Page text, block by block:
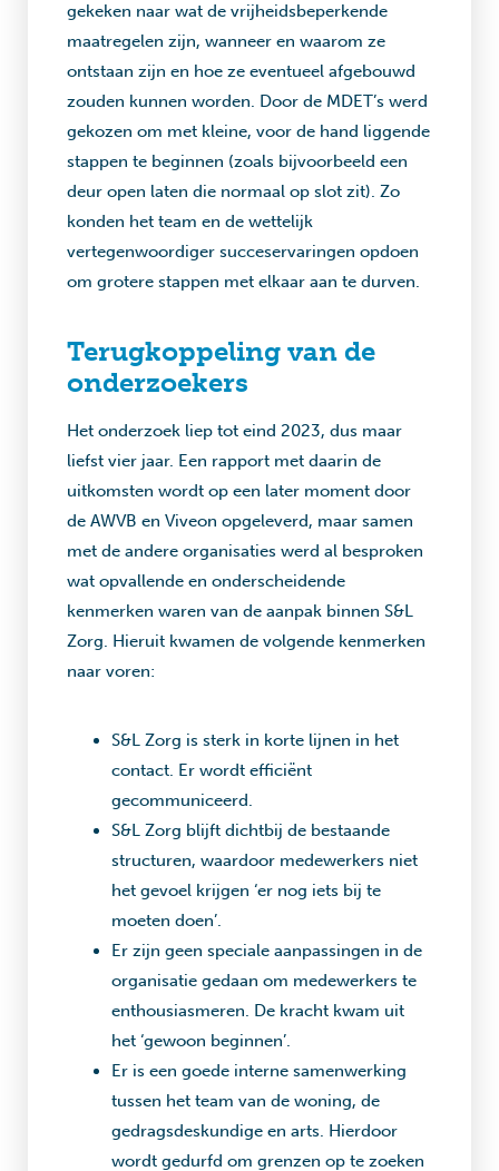
gekeken naar wat de vrijheidsbeperkende
maatregelen zijn, wanneer en waarom ze
ontstaan zijn en hoe ze eventueel afgebouwd
zouden kunnen worden. Door de MDET’s werd
gekozen om met kleine, voor de hand liggende
stappen te beginnen (zoals bijvoorbeeld een
deur open laten die normaal op slot zit). Zo
konden het team en de wettelijk
vertegenwoordiger succeservaringen opdoen
om grotere stappen met elkaar aan te durven.
Terugkoppeling van de
onderzoekers
Het onderzoek liep tot eind 2023, dus maar
liefst vier jaar. Een rapport met daarin de
uitkomsten wordt op een later moment door
de AWVB en Viveon opgeleverd, maar samen
met de andere organisaties werd al besproken
wat opvallende en onderscheidende
kenmerken waren van de aanpak binnen S&L
Zorg. Hieruit kwamen de volgende kenmerken
naar voren:
S&L Zorg is sterk in korte lijnen in het
contact. Er wordt efficiënt
gecommuniceerd.
S&L Zorg blijft dichtbij de bestaande
structuren, waardoor medewerkers niet
het gevoel krijgen ‘er nog iets bij te
moeten doen’.
Er zijn geen speciale aanpassingen in de
organisatie gedaan om medewerkers te
enthousiasmeren. De kracht kwam uit
het ‘gewoon beginnen’.
Er is een goede interne samenwerking
tussen het team van de woning, de
gedragsdeskundige en arts. Hierdoor
wordt gedurfd om grenzen op te zoeken